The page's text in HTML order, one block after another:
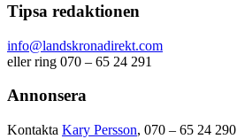
Tipsa redaktionen
info@landskronadirekt.com
eller ring 070 – 65 24 291
Annonsera
Kontakta Kary Persson, 070 – 65 24 290